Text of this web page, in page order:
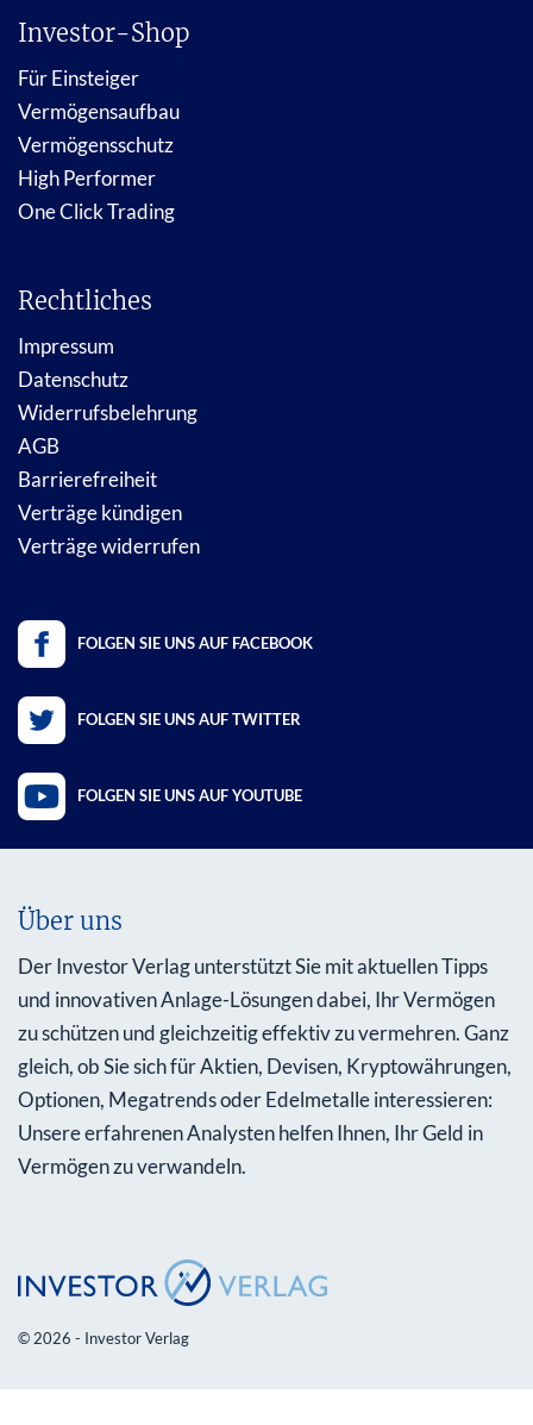
Investor-Shop
Für Einsteiger
Vermögensaufbau
Vermögensschutz
High Performer
One Click Trading
Rechtliches
Impressum
Datenschutz
Widerrufsbelehrung
AGB
Barrierefreiheit
Verträge kündigen
Verträge widerrufen
FOLGEN SIE UNS AUF FACEBOOK
FOLGEN SIE UNS AUF TWITTER
FOLGEN SIE UNS AUF YOUTUBE
Über uns
Der Investor Verlag unterstützt Sie mit aktuellen Tipps
und innovativen Anlage-Lösungen dabei, Ihr Vermögen
zu schützen und gleichzeitig effektiv zu vermehren. Ganz
gleich, ob Sie sich für Aktien, Devisen, Kryptowährungen,
Optionen, Megatrends oder Edelmetalle interessieren:
Unsere erfahrenen Analysten helfen Ihnen, Ihr Geld in
Vermögen zu verwandeln.
© 2026 - Investor Verlag